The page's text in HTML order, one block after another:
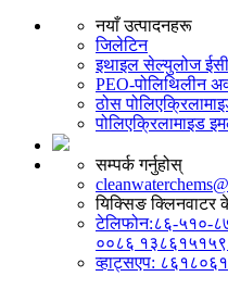
नयाँ उत्पादनहरू
जिलेटिन
इथाइल सेल्युलोज ईसी
PEO-पोलिथिलीन
ठोस
पोलिएक्रिलामाइड
सम्पर्क गर्नुहोस्
यिक्सिङ
टेलिफोन:८६-५१०-
००८६
व्हाट्सएप: